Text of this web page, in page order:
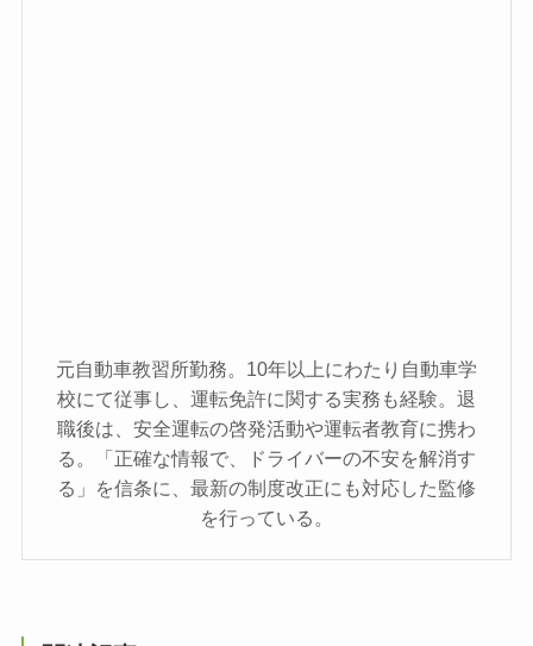
元自動車教習所勤務。10年以上にわたり自動車学
校にて従事し、運転免許に関する実務も経験。退
職後は、安全運転の啓発活動や運転者教育に携わ
る。「正確な情報で、ドライバーの不安を解消す
る」を信条に、最新の制度改正にも対応した監修
を行っている。